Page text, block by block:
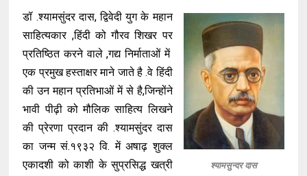
श्यामसुन्दर दास
डॉ .श्यामसुंदर दास, द्विवेदी युग के महान
साहित्यकार ,हिंदी को गौरव शिखर पर
प्रतिष्ठित करने वाले ,गद्य निर्माताओं में
एक प्रमुख हस्ताक्षर माने जाते है .वे हिंदी
की उन महान प्रतिभाओं में से है,जिन्होंने
भावी पीढ़ी को मौलिक साहित्य लिखने
की प्रेरणा प्रदान की .श्यामसुंदर दास
का जन्म सं.१९३२ वि. में अषाढ़ शुक्ल
एकादशी को काशी के सुप्रसिद्ध खत्री